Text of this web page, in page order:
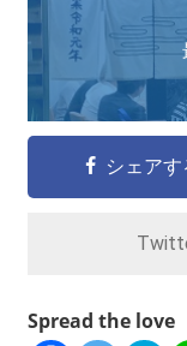
シェアす
Spread the love